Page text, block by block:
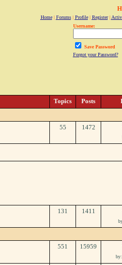
Home| Forums| Profile| Register|
Username:
Save Password
Forgot your Password?
Topics Posts
55 1472
131 1411
551 15959
by: